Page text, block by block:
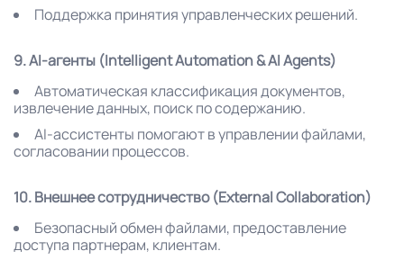
Поддержка принятия управленческих решений.
9. AI-агенты (Intelligent Automation & AI Agents)
Автоматическая классификация документов,
извлечение данных, поиск по содержанию.
AI-ассистенты помогают в управлении файлами,
согласовании процессов.
10. Внешнее сотрудничество (External Collaboration)
Безопасный обмен файлами, предоставление
доступа партнерам, клиентам.